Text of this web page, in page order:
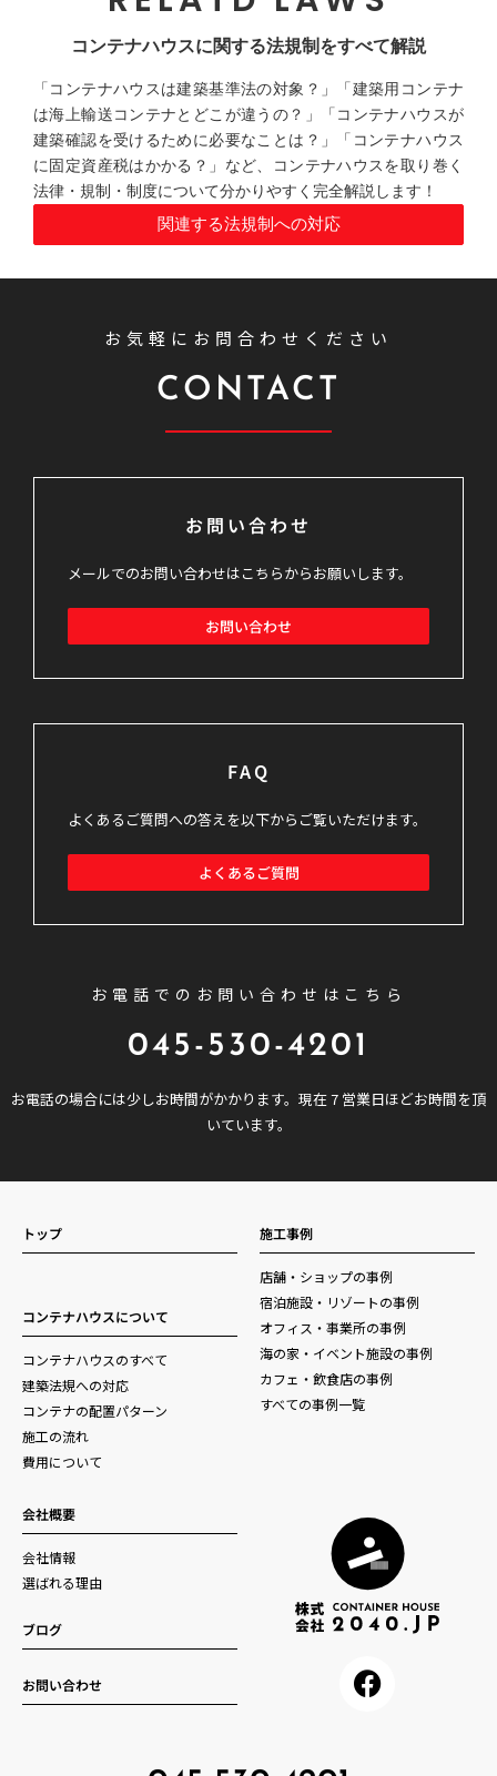
コンテナハウスに関する法規制をすべて解説
「コンテナハウスは建築基準法の対象？」「建築用コンテナ
は海上輸送コンテナとどこが違うの？」「コンテナハウスが
建築確認を受けるために必要なことは？」「コンテナハウス
に固定資産税はかかる？」など、コンテナハウスを取り巻く
法律・規制・制度について分かりやすく完全解説します！
関連する法規制への対応
お気軽にお問合わせください
CONTACT
お問い合わせ
メールでのお問い合わせはこちらからお願いします。
お問い合わせ
FAQ
よくあるご質問への答えを以下からご覧いただけます。
よくあるご質問
お電話でのお問い合わせはこちら
045-530-4201
お電話の場合には少しお時間がかかります。現在 7 営業日ほどお時間を頂
いています。
トップ
コンテナハウスについて
コンテナハウスのすべて
建築法規への対応
コンテナの配置パターン
施工の流れ
費用について
施工事例
店舗・ショップの事例
宿泊施設・リゾートの事例
オフィス・事業所の事例
海の家・イベント施設の事例
カフェ・飲食店の事例
すべての事例一覧
会社概要
会社情報
選ばれる理由
ブログ
お問い合わせ